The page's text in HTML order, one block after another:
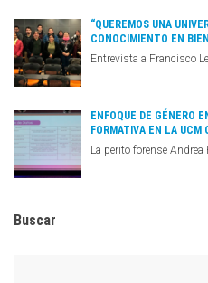
“QUEREMOS UNA
CONOCIMIENTO EN
Entrevista a Francisco
ENFOQUE DE GÉNERO
FORMATIVA EN LA UCM
La perito forense
Buscar